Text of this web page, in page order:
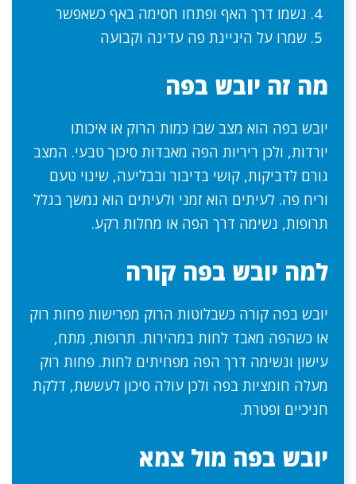
נשמו דרך האף ופתחו חסימה באף כשאפשר
שמרו על היגיינת פה עדינה וקבועה
מה זה יובש בפה
יובש בפה הוא מצב שבו כמות הרוק או איכותו
יורדות, ולכן ריריות הפה מאבדות סיכוך טבעי. המצב
גורם לדביקות, קושי בדיבור ובבליעה, שינוי טעם
וריח פה. לעיתים הוא זמני ולעיתים הוא נמשך בגלל
תרופות, נשימה דרך הפה או מחלות רקע.
למה יובש בפה קורה
יובש בפה קורה כשבלוטות הרוק מפרישות פחות רוק
או כשהפה מאבד לחות במהירות. תרופות, מתח,
עישון ונשימה דרך הפה מפחיתים לחות. פחות רוק
מעלה חומציות בפה ולכן עולה סיכון לעששת, דלקת
חניכיים ופטרת.
יובש בפה מול צמא